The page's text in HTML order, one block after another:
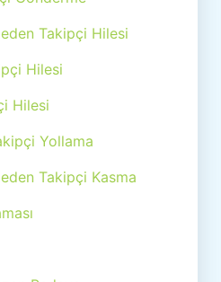
Takipçi Hilesi
Hilesi
Hilesi
Yollama
Takipçi Kasma